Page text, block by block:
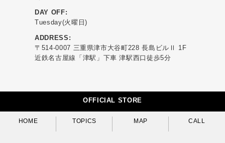
DAY OFF:
Tuesday(火曜日)
ADDRESS:
〒514-0007 三重県津市大谷町228 長島ビルⅡ 1F
近鉄名古屋線「津駅」下車 津駅西口徒歩5分
OFFICIAL STORE
HOME TOPICS MAP CALL